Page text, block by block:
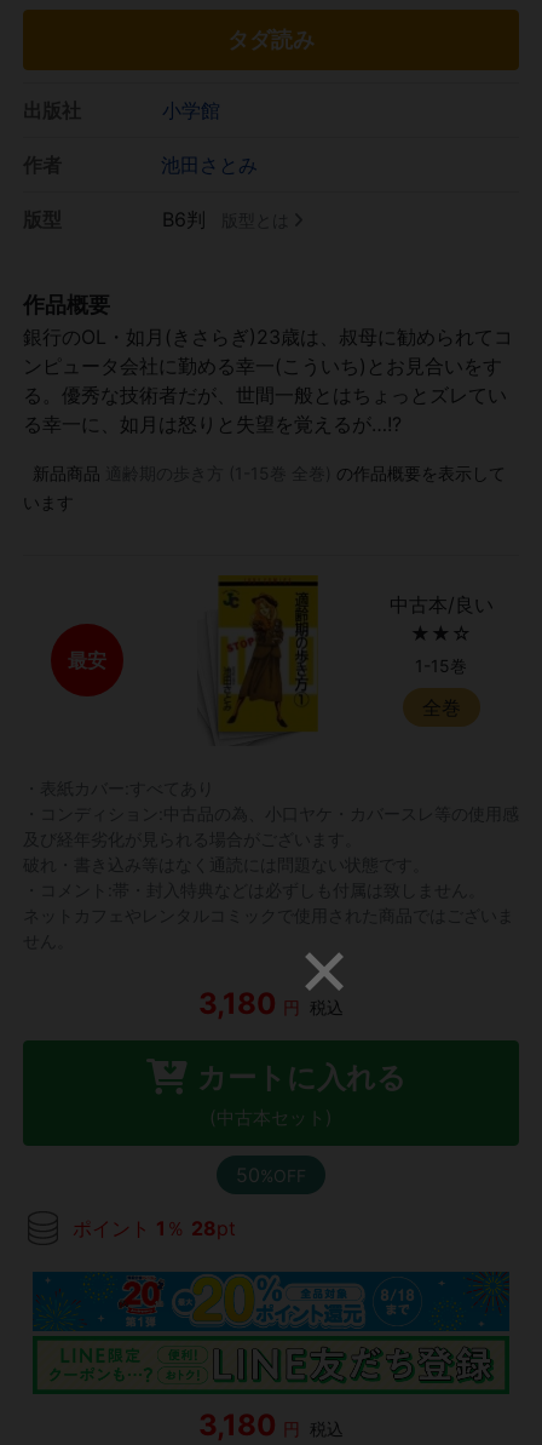
タダ読み
小学館
池田さとみ
B6判
作品概要
銀行のOL・如月(きさらぎ)23歳は、叔母に勧められてコ
ンピュータ会社に勤める幸一(こういち)とお見合いをす
る。優秀な技術者だが、世間一般とはちょっとズレてい
る幸一に、如月は怒りと失望を覚えるが…!?
新品商品
の作品概要を表示して
います
最安
中古本/良い
★★☆
1-15巻
全巻
3,180 円 税込
カートに入れる
(中古本セット)
50%OFF
ポイント 1 ％ 28pt
3,180 円 税込